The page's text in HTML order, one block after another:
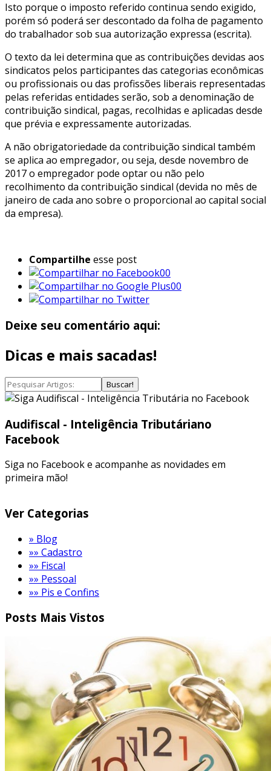
Isto porque o imposto referido continua sendo exigido,
porém só poderá ser descontado da folha de pagamento
do trabalhador sob sua autorização expressa (escrita).
O texto da lei determina que as contribuições devidas aos
sindicatos pelos participantes das categorias econômicas
ou profissionais ou das profissões liberais representadas
pelas referidas entidades serão, sob a denominação de
contribuição sindical, pagas, recolhidas e aplicadas desde
que prévia e expressamente autorizadas.
A não obrigatoriedade da contribuição sindical também
se aplica ao empregador, ou seja, desde novembro de
2017 o empregador pode optar ou não pelo
recolhimento da contribuição sindical (devida no mês de
janeiro de cada ano sobre o proporcional ao capital social
da empresa).
Compartilhe esse post
00
00
Deixe seu comentário aqui:
Dicas e mais sacadas!
Buscar!
Audifiscal - Inteligência Tributáriano
Facebook
Siga no Facebook e acompanhe as novidades em
primeira mão!
Ver Categorias
» Blog
»» Cadastro
»» Fiscal
»» Pessoal
»» Pis e Confins
Posts Mais Vistos